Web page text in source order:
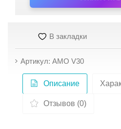
В закладки
Артикул: АМО V30
Описание
Отзывов (0)